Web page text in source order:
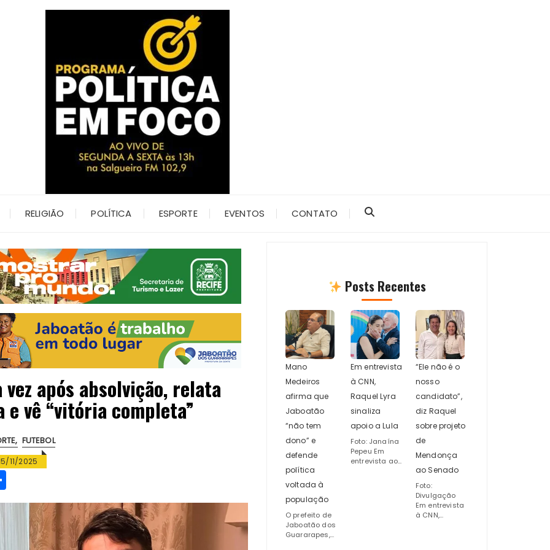
RELIGIÃO POLÍTICA ESPORTE EVENTOS CONTATO
após absolvição, relata
e vê “vitória completa”
FUTEBOL
11/2025
h
a
Posts Recentes
Mano
Medeiros
afirma que
Jaboatão
“não tem
dono” e
defende
política
voltada à
população
O prefeito de
Jaboatão dos
Guararapes,...
Em entrevista
à CNN,
Raquel Lyra
sinaliza
apoio a Lula
Foto: Janaína
Pepeu Em
entrevista ao...
“Ele não é o
nosso
candidato”,
diz Raquel
sobre projeto
de
Mendonça
ao Senado
Foto:
Divulgação
Em entrevista
à CNN,...